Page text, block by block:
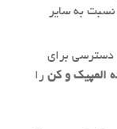
حقوق متخصصان AI و ML نسبت به سایر
دسترسی برای
المپیک و کن را